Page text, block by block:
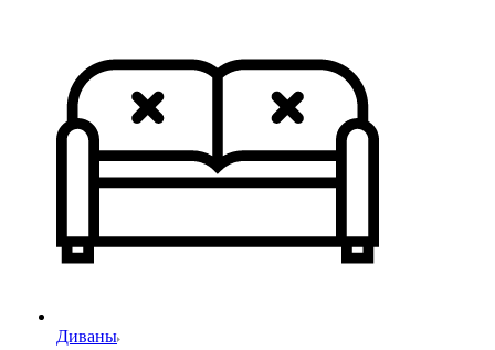
Диваны